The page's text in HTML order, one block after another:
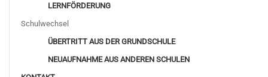
LERNFÖRDERUNG
Schulwechsel
ÜBERTRITT AUS DER GRUNDSCHULE
NEUAUFNAHME AUS ANDEREN SCHULEN